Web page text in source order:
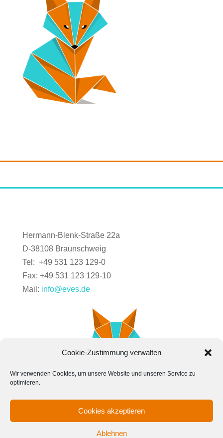
Cookie-Zustimmung verwalten
Wir verwenden Cookies, um unsere Website und unseren Service zu
optimieren.
Cookies akzeptieren
Ablehnen
Hermann-Blenk-Straße 22a
D-38108 Braunschweig
Tel: +49 531 123 129-0
Fax: +49 531 123 129-10
Mail: info@eves.de
Kontakt News Karriere Impressum
Cookie